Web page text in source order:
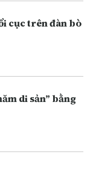
cục trên đàn bò
di sản” bằng